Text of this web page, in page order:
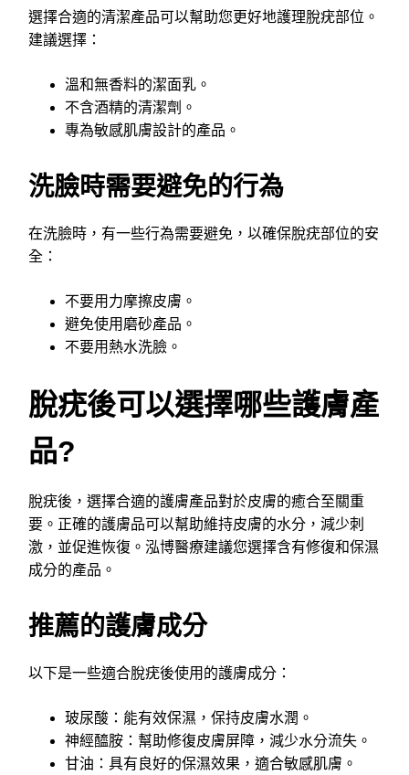
選擇合適的清潔產品可以幫助您更好地護理脫疣部位。
建議選擇：
溫和無香料的潔面乳。
不含酒精的清潔劑。
專為敏感肌膚設計的產品。
洗臉時需要避免的行為
在洗臉時，有一些行為需要避免，以確保脫疣部位的安
全：
不要用力摩擦皮膚。
避免使用磨砂產品。
不要用熱水洗臉。
脫疣後可以選擇哪些護膚產
品?
脫疣後，選擇合適的護膚產品對於皮膚的癒合至關重
要。正確的護膚品可以幫助維持皮膚的水分，減少刺
激，並促進恢復。泓博醫療建議您選擇含有修復和保濕
成分的產品。
推薦的護膚成分
以下是一些適合脫疣後使用的護膚成分：
玻尿酸：能有效保濕，保持皮膚水潤。
神經醯胺：幫助修復皮膚屏障，減少水分流失。
甘油：具有良好的保濕效果，適合敏感肌膚。